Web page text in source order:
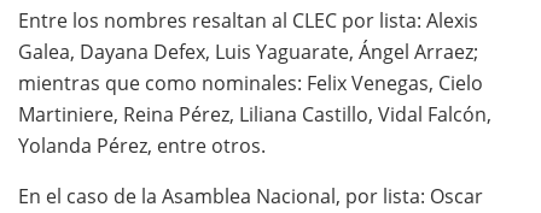
Entre los nombres resaltan al CLEC por lista: Alexis
Galea, Dayana Defex, Luis Yaguarate, Ángel Arraez;
mientras que como nominales: Felix Venegas, Cielo
Martiniere, Reina Pérez, Liliana Castillo, Vidal Falcón,
Yolanda Pérez, entre otros.
En el caso de la Asamblea Nacional, por lista: Oscar